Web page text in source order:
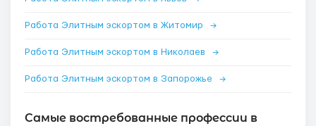
Работа Элитным эскортом в Житомир →
Работа Элитным эскортом в Николаев →
Работа Элитным эскортом в Запорожье →
Самые востребованные профессии в